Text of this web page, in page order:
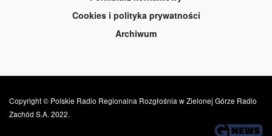
Cookies i polityka prywatności
Archiwum
Copyright © Polskie Radio Regionalna Rozgłośnia w Zielonej Górze Radio
Zachód S.A. 2022.